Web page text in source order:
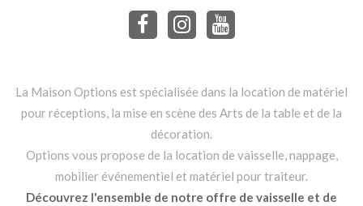
La Maison Options est spécialisée dans la location de matériel
pour réceptions, la mise en scène des Arts de la table et de la
décoration.
Options vous propose de la location de vaisselle, nappage,
mobilier événementiel et matériel pour traiteur.
Découvrez l'ensemble de notre offre de vaisselle et de